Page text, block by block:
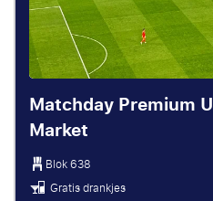
Matchday Premium
Market
Blok 638
Gratis drankjes